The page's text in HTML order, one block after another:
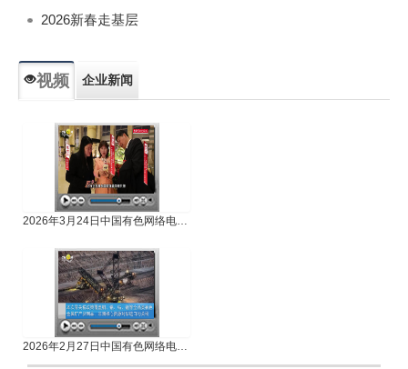
2026新春走基层
视频 企业新闻
2026年3月24日中国有色网络电视新闻
2026年2月27日中国有色网络电视新闻